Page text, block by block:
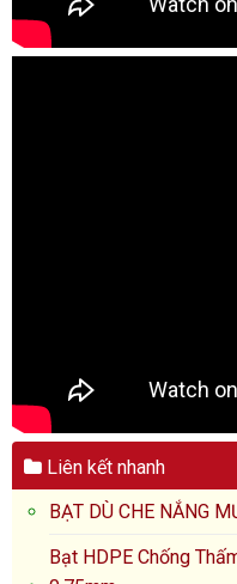
Liên kết nhanh
BẠT DÙ CHE NẮNG
Bạt HDPE Chống